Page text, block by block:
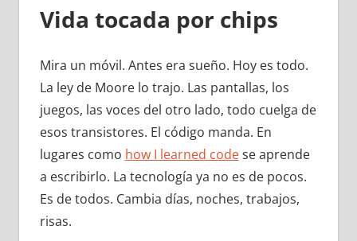
Vida tocada por chips
Mira un móvil. Antes era sueño. Hoy es todo.
La ley de Moore lo trajo. Las pantallas, los
juegos, las voces del otro lado, todo cuelga de
esos transistores. El código manda. En
lugares como how I learned codese aprende
a escribirlo. La tecnología ya no es de pocos.
Es de todos. Cambia días, noches, trabajos,
risas.